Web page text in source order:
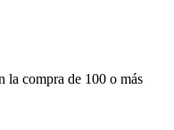
compra de 100 o más